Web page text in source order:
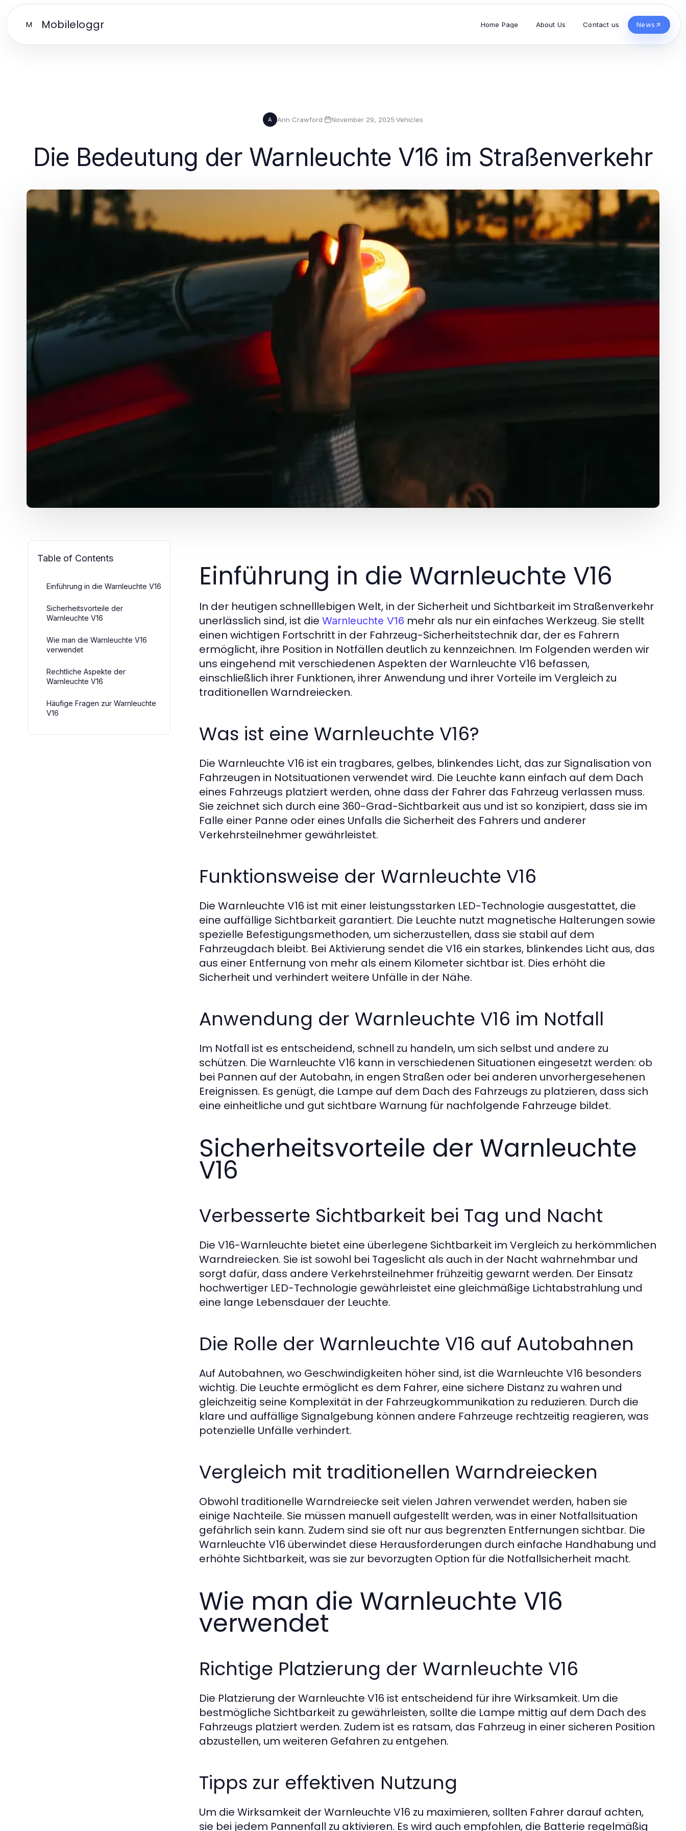
M Mobileloggr Home Page About Us Contact us News
A Ann Crawford· November 29, 2025·Vehicles
Die Bedeutung der Warnleuchte V16 im Straßenverkehr
Table of Contents
Einführung in die Warnleuchte V16
Sicherheitsvorteile der
Warnleuchte V16
Wie man die Warnleuchte V16
verwendet
Rechtliche Aspekte der
Warnleuchte V16
Häufige Fragen zur Warnleuchte
V16
Einführung in die Warnleuchte V16
In der heutigen schnelllebigen Welt, in der Sicherheit und Sichtbarkeit im Straßenverkehr
unerlässlich sind, ist die Warnleuchte V16 mehr als nur ein einfaches Werkzeug. Sie stellt
einen wichtigen Fortschritt in der Fahrzeug-Sicherheitstechnik dar, der es Fahrern
ermöglicht, ihre Position in Notfällen deutlich zu kennzeichnen. Im Folgenden werden wir
uns eingehend mit verschiedenen Aspekten der Warnleuchte V16 befassen,
einschließlich ihrer Funktionen, ihrer Anwendung und ihrer Vorteile im Vergleich zu
traditionellen Warndreiecken.
Was ist eine Warnleuchte V16?
Die Warnleuchte V16 ist ein tragbares, gelbes, blinkendes Licht, das zur Signalisation von
Fahrzeugen in Notsituationen verwendet wird. Die Leuchte kann einfach auf dem Dach
eines Fahrzeugs platziert werden, ohne dass der Fahrer das Fahrzeug verlassen muss.
Sie zeichnet sich durch eine 360-Grad-Sichtbarkeit aus und ist so konzipiert, dass sie im
Falle einer Panne oder eines Unfalls die Sicherheit des Fahrers und anderer
Verkehrsteilnehmer gewährleistet.
Funktionsweise der Warnleuchte V16
Die Warnleuchte V16 ist mit einer leistungsstarken LED-Technologie ausgestattet, die
eine auffällige Sichtbarkeit garantiert. Die Leuchte nutzt magnetische Halterungen sowie
spezielle Befestigungsmethoden, um sicherzustellen, dass sie stabil auf dem
Fahrzeugdach bleibt. Bei Aktivierung sendet die V16 ein starkes, blinkendes Licht aus, das
aus einer Entfernung von mehr als einem Kilometer sichtbar ist. Dies erhöht die
Sicherheit und verhindert weitere Unfälle in der Nähe.
Anwendung der Warnleuchte V16 im Notfall
Im Notfall ist es entscheidend, schnell zu handeln, um sich selbst und andere zu
schützen. Die Warnleuchte V16 kann in verschiedenen Situationen eingesetzt werden: ob
bei Pannen auf der Autobahn, in engen Straßen oder bei anderen unvorhergesehenen
Ereignissen. Es genügt, die Lampe auf dem Dach des Fahrzeugs zu platzieren, dass sich
eine einheitliche und gut sichtbare Warnung für nachfolgende Fahrzeuge bildet.
Sicherheitsvorteile der Warnleuchte
V16
Verbesserte Sichtbarkeit bei Tag und Nacht
Die V16-Warnleuchte bietet eine überlegene Sichtbarkeit im Vergleich zu herkömmlichen
Warndreiecken. Sie ist sowohl bei Tageslicht als auch in der Nacht wahrnehmbar und
sorgt dafür, dass andere Verkehrsteilnehmer frühzeitig gewarnt werden. Der Einsatz
hochwertiger LED-Technologie gewährleistet eine gleichmäßige Lichtabstrahlung und
eine lange Lebensdauer der Leuchte.
Die Rolle der Warnleuchte V16 auf Autobahnen
Auf Autobahnen, wo Geschwindigkeiten höher sind, ist die Warnleuchte V16 besonders
wichtig. Die Leuchte ermöglicht es dem Fahrer, eine sichere Distanz zu wahren und
gleichzeitig seine Komplexität in der Fahrzeugkommunikation zu reduzieren. Durch die
klare und auffällige Signalgebung können andere Fahrzeuge rechtzeitig reagieren, was
potenzielle Unfälle verhindert.
Vergleich mit traditionellen Warndreiecken
Obwohl traditionelle Warndreiecke seit vielen Jahren verwendet werden, haben sie
einige Nachteile. Sie müssen manuell aufgestellt werden, was in einer Notfallsituation
gefährlich sein kann. Zudem sind sie oft nur aus begrenzten Entfernungen sichtbar. Die
Warnleuchte V16 überwindet diese Herausforderungen durch einfache Handhabung und
erhöhte Sichtbarkeit, was sie zur bevorzugten Option für die Notfallsicherheit macht.
Wie man die Warnleuchte V16
verwendet
Richtige Platzierung der Warnleuchte V16
Die Platzierung der Warnleuchte V16 ist entscheidend für ihre Wirksamkeit. Um die
bestmögliche Sichtbarkeit zu gewährleisten, sollte die Lampe mittig auf dem Dach des
Fahrzeugs platziert werden. Zudem ist es ratsam, das Fahrzeug in einer sicheren Position
abzustellen, um weiteren Gefahren zu entgehen.
Tipps zur effektiven Nutzung
Um die Wirksamkeit der Warnleuchte V16 zu maximieren, sollten Fahrer darauf achten,
sie bei jedem Pannenfall zu aktivieren. Es wird auch empfohlen, die Batterie regelmäßig